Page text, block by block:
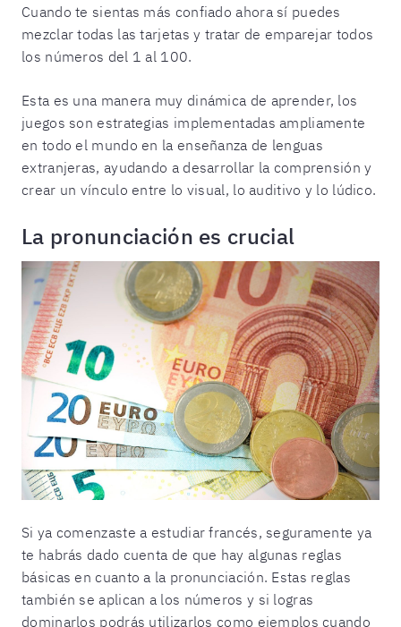
Cuando te sientas más confiado ahora sí puedes
mezclar todas las tarjetas y tratar de emparejar todos
los números del 1 al 100.
Esta es una manera muy dinámica de aprender, los
juegos son estrategias implementadas ampliamente
en todo el mundo en la enseñanza de lenguas
extranjeras, ayudando a desarrollar la comprensión y
crear un vínculo entre lo visual, lo auditivo y lo lúdico.
La pronunciación es crucial
Si ya comenzaste a estudiar francés, seguramente ya
te habrás dado cuenta de que hay algunas reglas
básicas en cuanto a la pronunciación. Estas reglas
también se aplican a los números y si logras
dominarlos podrás utilizarlos como ejemplos cuando